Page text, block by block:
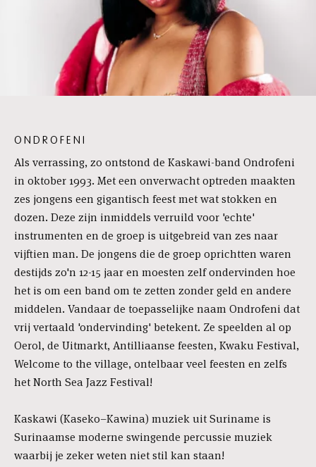
ONDROFENI
Als verrassing, zo ontstond de Kaskawi-band Ondrofeni
in oktober 1993. Met een onverwacht optreden maakten
zes jongens een gigantisch feest met wat stokken en
dozen. Deze zijn inmiddels verruild voor 'echte'
instrumenten en de groep is uitgebreid van zes naar
vijftien man. De jongens die de groep oprichtten waren
destijds zo'n 12-15 jaar en moesten zelf ondervinden hoe
het is om een band om te zetten zonder geld en andere
middelen. Vandaar de toepasselijke naam Ondrofeni dat
vrij vertaald 'ondervinding' betekent. Ze speelden al op
Oerol, de Uitmarkt, Antilliaanse feesten, Kwaku Festival,
Welcome to the village, ontelbaar veel feesten en zelfs
het North Sea Jazz Festival!
Kaskawi (Kaseko–Kawina) muziek uit Suriname is
Surinaamse moderne swingende percussie muziek
waarbij je zeker weten niet stil kan staan!